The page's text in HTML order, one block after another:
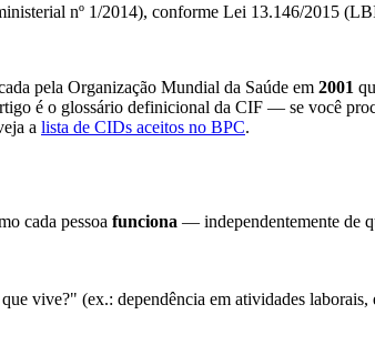
nº 1/2014), conforme Lei 13.146/2015
pela Organização Mundial da Saúde em 2001
é o glossário definicional da CIF — se você
a lista de CIDs aceitos no BPC.
cada pessoa funciona — independentemente de
vive?" (ex.: dependência em atividades